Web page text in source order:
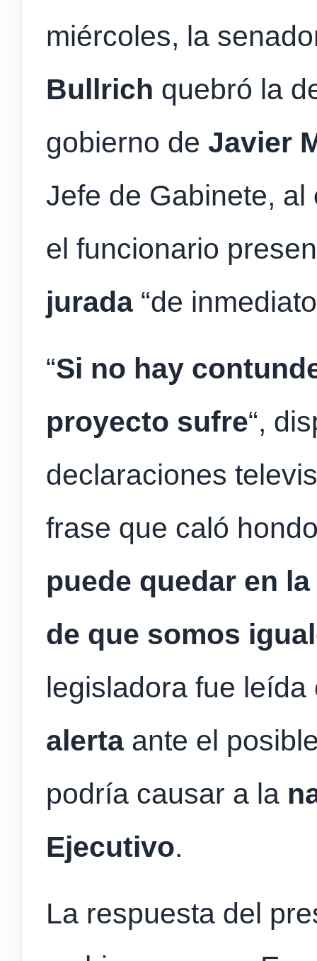
miércoles, la
Bullrich quebró la
gobierno de Javier
Jefe de Gabinete, al
el funcionario
jurada “de
“Si no hay
proyecto sufre“,
declaraciones
frase que caló
puede quedar en
de que somos
legisladora fue
alerta ante el
podría causar a la
Ejecutivo.
La respuesta del